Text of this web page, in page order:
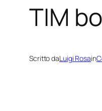
TIM
Scritto daLuigi Rosain